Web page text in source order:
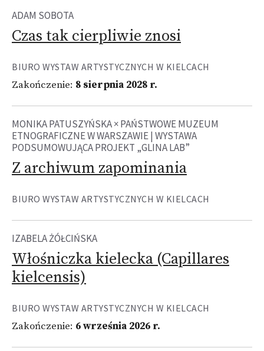
ADAM SOBOTA
Czas tak cierpliwie znosi
BIURO WYSTAW ARTYSTYCZNYCH W KIELCACH
Zakończenie: 8 sierpnia 2028 r.
MONIKA PATUSZYŃSKA × PAŃSTWOWE MUZEUM
ETNOGRAFICZNE W WARSZAWIE | WYSTAWA
PODSUMOWUJĄCA PROJEKT „GLINA LAB”
Z archiwum zapominania
BIURO WYSTAW ARTYSTYCZNYCH W KIELCACH
IZABELA ŻÓŁCIŃSKA
Włośniczka kielecka (Capillares
kielcensis)
BIURO WYSTAW ARTYSTYCZNYCH W KIELCACH
Zakończenie: 6 września 2026 r.